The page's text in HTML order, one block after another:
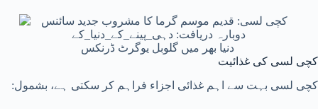
دنیا بھر میں گلوبل یوگرٹ ڈرنکس
کچی لسی کی غذائیت
کچی لسی بہت سے اہم غذائی اجزاء فراہم کر سکتی ہے، بشمول: